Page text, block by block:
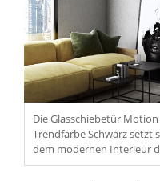
Die Glasschiebetür
Trendfarbe Schwarz
dem modernen Interieur